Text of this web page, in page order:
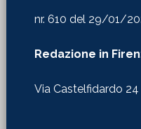
Via Castelfidardo 24